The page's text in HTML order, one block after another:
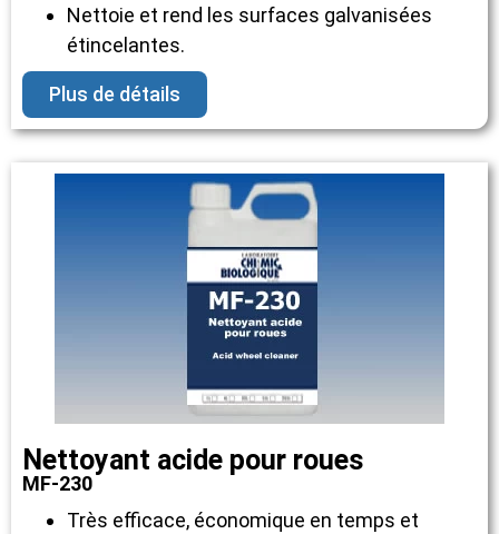
Nettoie et rend les surfaces galvanisées
étincelantes.
Plus de détails
Nettoyant acide pour roues
MF-230
Très efficace, économique en temps et